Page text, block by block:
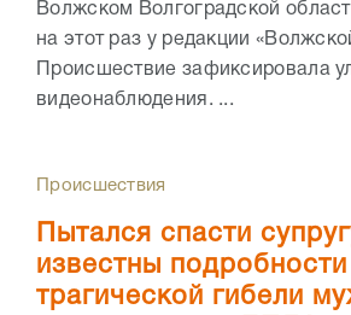
Волжском Волгоградской
на этот раз у редакции
Происшествие зафиксировала
видеонаблюдения. ...
Происшествия
Пытался спасти
известны подробности
трагической гибели